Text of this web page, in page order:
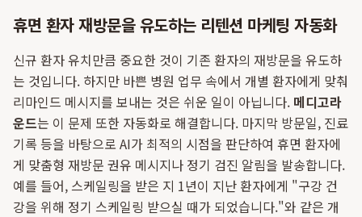
휴면 환자 재방문을 유도하는 리텐션 마케팅 자동화
신규 환자 유치만큼 중요한 것이 기존 환자의 재방문을 유도하
는 것입니다. 하지만 바쁜 병원 업무 속에서 개별 환자에게 맞춰
리마인드 메시지를 보내는 것은 쉬운 일이 아닙니다. 메디고라
운드는 이 문제 또한 자동화로 해결합니다. 마지막 방문일, 진료
기록 등을 바탕으로 AI가 최적의 시점을 판단하여 휴면 환자에
게 맞춤형 재방문 권유 메시지나 정기 검진 알림을 발송합니다.
예를 들어, 스케일링을 받은 지 1년이 지난 환자에게 "구강 건
강을 위해 정기 스케일링 받으실 때가 되었습니다."와 같은 개